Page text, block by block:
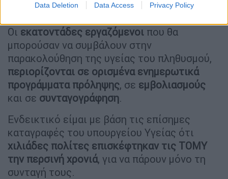
Data Deletion Data Access Privacy Policy
συνταγογράφησης.
Οι εκατοντάδες εργαζόμενοι που θα
μπορούσαν να συμβάλουν στην
παρακολούθηση της υγείας του πληθυσμού,
περιορίζονται σε ορισμένα ενημερωτικά
προγράμματα πρόληψης, σε εμβολιασμούς
και σε συνταγογράφηση.
Ενδεικτικό είμαι με βάση τις επίσημες
καταγραφές του υπουργείου Υγείας ότι
χιλιάδες πολίτες επισκέφτηκαν τις ΤΟΜΥ
την περσινή χρονιά, για να πάρουν μόνο τη
συνταγή τους.